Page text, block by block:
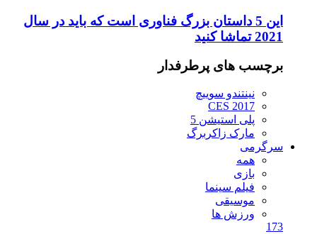
این 5 داستان بزرگ فناوری است که باید در سال
2021 تماشا کنید
برچسب های پرطرفدار
نینتندو سوییچ
CES 2017
پلی استیشن 5
مارک زاکربرگ
سرگرمی
همه
بازی
فیلم سینما
موسیقی
ورزش ها
173